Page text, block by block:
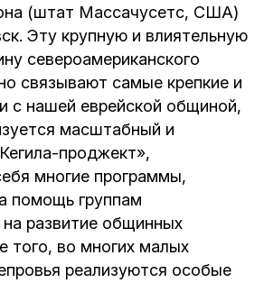
(штат Массачусетс, США)
Эту крупную и влиятельную
североамериканского
связывают самые крепкие и
с нашей еврейской общиной,
масштабный и
проджект»,
многие программы,
помощь группам
развитие общинных
того, во многих малых
реализуются особые